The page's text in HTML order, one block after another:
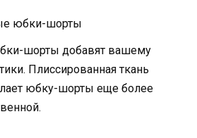
юбки-шорты
шорты добавят вашему
Плиссированная ткань
юбку-шорты еще более